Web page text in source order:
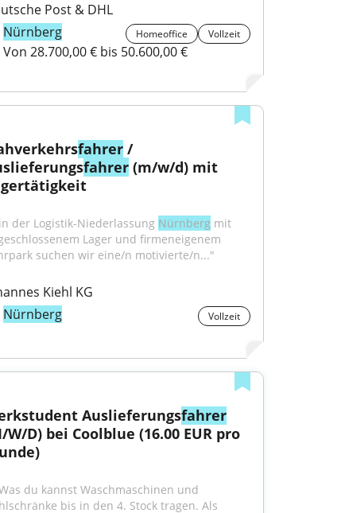
Post & DHL
Nürnberg
Homeoffice Vollzeit
Von 28.700,00 € bis 50.600,00 €
fahrer /
fahrer (m/w/d) mit
der Logistik-Niederlassung Nürnberg mit
Lager und firmeneigenem
suchen wir eine/n motivierte/n..."
Kiehl KG
Nürnberg
Vollzeit
Auslieferungsfahrer
W/D) bei Coolblue (16.00 EUR pro
du kannst Waschmaschinen und